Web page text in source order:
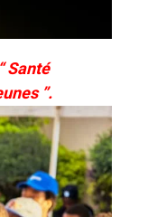
“ Santé
”.